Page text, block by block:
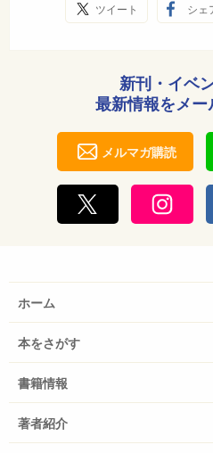
ツイート シェ
新刊・イベ
最新情報をメー
メルマガ購読
ホーム
本をさがす
書籍情報
著者紹介